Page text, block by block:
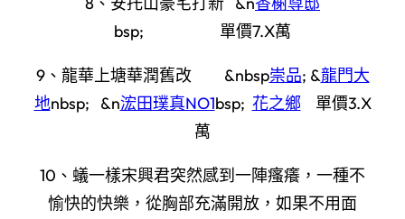
bsp; 單價7.X萬
9、龍華上塘華潤舊改 &nbsp崇品; &龍門大
地nbsp; &n浤田璞真NO1bsp; 花之鄉單價3.X
萬
10、蟻一樣宋興君突然感到一陣瘙癢，一種不
愉快的快樂，從胸部充滿開放，如果不用面